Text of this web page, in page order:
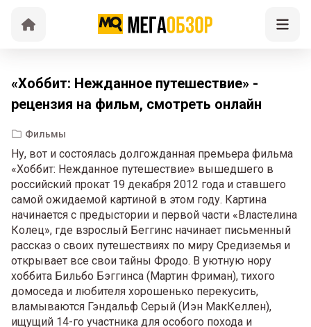
«Хоббит: Нежданное путешествие» -
рецензия на фильм, смотреть онлайн
Фильмы
Ну, вот и состоялась долгожданная премьера фильма
«Хоббит: Нежданное путешествие» вышедшего в
российский прокат 19 декабря 2012 года и ставшего
самой ожидаемой картиной в этом году. Картина
начинается с предыстории и первой части «Властелина
Колец», где взрослый Беггинс начинает письменный
рассказ о своих путешествиях по миру Средиземья и
открывает все свои тайны Фродо. В уютную нору
хоббита Бильбо Бэггинса (Мартин Фриман), тихого
домоседа и любителя хорошенько перекусить,
вламываются Гэндальф Серый (Иэн МакКеллен),
ищущий 14-го участника для особого похода и